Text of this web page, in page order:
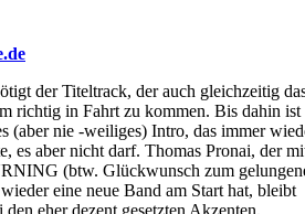
der Titeltrack, der auch gleichzeitig
richtig in Fahrt zu kommen. Bis dahin ist
(aber nie -weiliges) Intro, das immer
es aber nicht darf. Thomas Pronai, der
(btw. Glückwunsch zum
eine neue Band am Start hat, bleibt
den eher dezent gesetzten Akzenten,